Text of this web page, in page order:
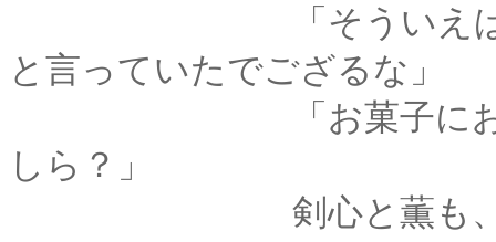
「そういえば、酒を
と言っていたでござるな」
「お菓子にお酒？酒
しら？」
剣心と薫も、テイラ